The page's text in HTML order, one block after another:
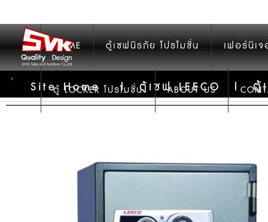
HOME ตู้เซฟนิรภัย โปรโมชั่น เฟอร์นิเ
ตู้ LOCKER โปรโมชั่น ABOUT US
Site Home |ตู้เซฟ LEECO |ตู้